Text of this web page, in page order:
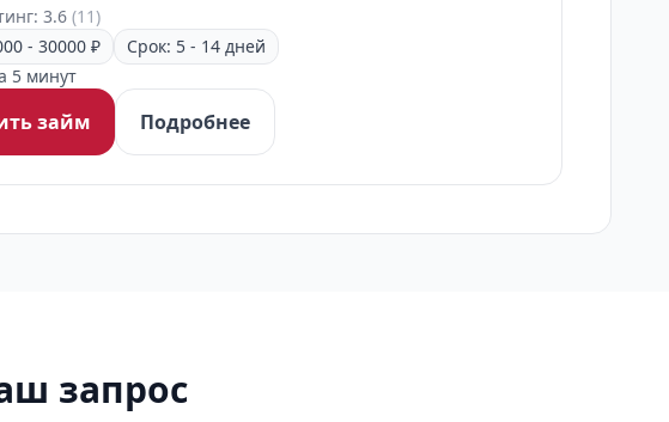
3.6 (11)
- 30000 ₽
Срок: 5 - 14 дней
5 минут
займ Подробнее
запрос